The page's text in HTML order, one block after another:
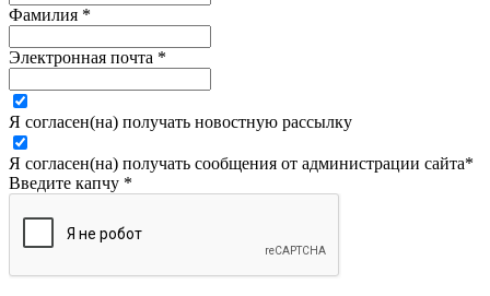
Фамилия *
Электронная почта *
Я согласен(на) получать новостную рассылку
Я согласен(на) получать сообщения от администрации сайта*
Введите капчу *